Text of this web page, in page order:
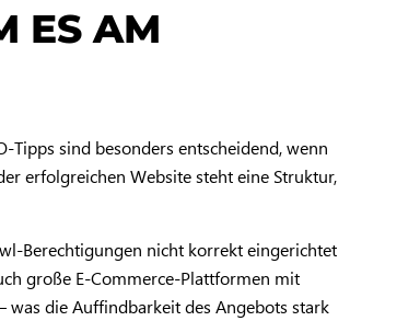
ES AM
Tipps sind besonders entscheidend, wenn
erfolgreichen Website steht eine Struktur,
Berechtigungen nicht korrekt eingerichtet
große E-Commerce-Plattformen mit
die Auffindbarkeit des Angebots stark